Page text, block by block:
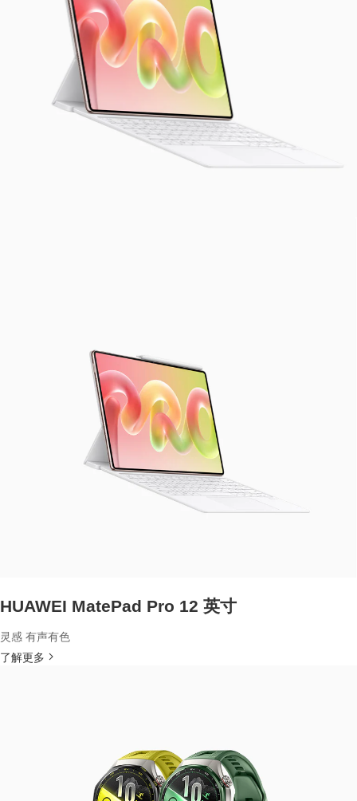
HUAWEI MatePad Pro 12 英寸
灵感 有声有色
了解更多